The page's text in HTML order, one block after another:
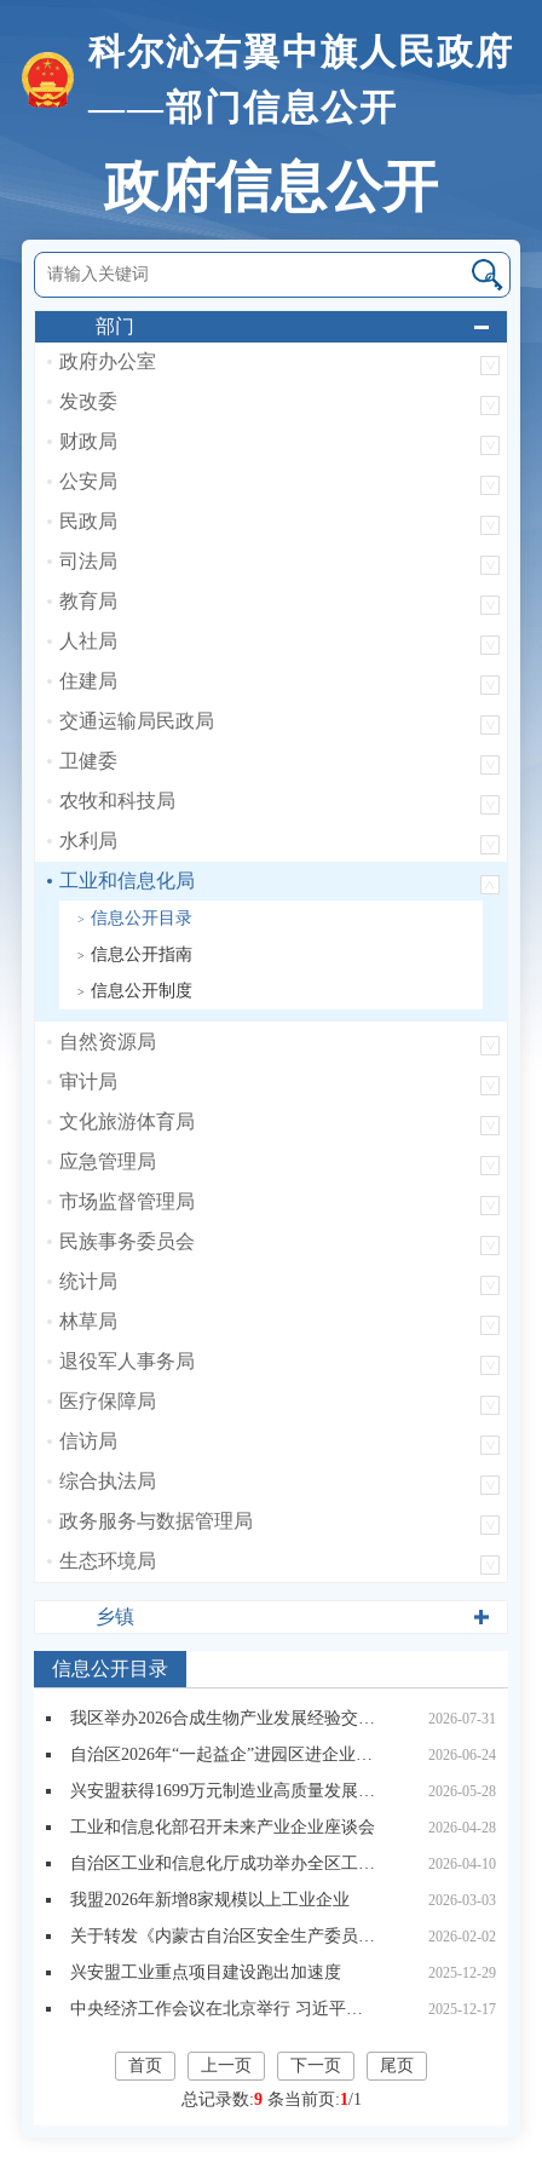
科尔沁右翼中旗人民政府
——部门信息公开
政府信息公开
部门
政府办公室
发改委
财政局
公安局
民政局
司法局
教育局
人社局
住建局
交通运输局民政局
卫健委
农牧和科技局
水利局
工业和信息化局
信息公开目录
信息公开指南
信息公开制度
自然资源局
审计局
文化旅游体育局
应急管理局
市场监督管理局
民族事务委员会
统计局
林草局
退役军人事务局
医疗保障局
信访局
综合执法局
政务服务与数据管理局
生态环境局
乡镇
信息公开目录
我区举办2026合成生物产业发展经验交流会 2026-07-31
自治区2026年“一起益企”进园区进企业首轮专项服务活动走进兴安盟 2026-06-24
兴安盟获得1699万元制造业高质量发展专项资金支持 2026-05-28
工业和信息化部召开未来产业企业座谈会 2026-04-28
自治区工业和信息化厅成功举办全区工信系统行政执法现场培训班 2026-04-10
我盟2026年新增8家规模以上工业企业 2026-03-03
关于转发《内蒙古自治区安全生产委员会关于深刻吸取事故教训 进一步加强安全生产工作的紧急通知》的通知 2026-02-02
兴安盟工业重点项目建设跑出加速度 2025-12-29
中央经济工作会议在北京举行 习近平发表重要讲话 李强作总结讲话 赵乐际王沪宁蔡奇丁薛祥李希出席会议 2025-12-17
首页 上一页 下一页
尾页
总记录数:9条当前页:1/1